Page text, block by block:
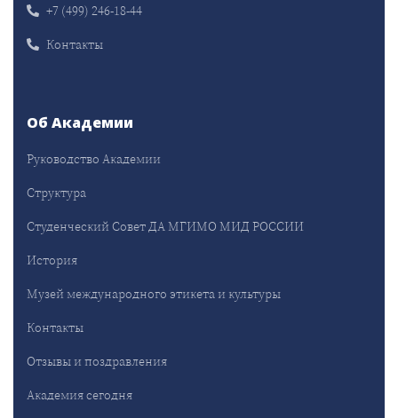
+7 (499) 246-18-44
Контакты
Об Академии
Руководство Академии
Структура
Студенческий Совет ДА МГИМО МИД РОССИИ
История
Музей международного этикета и культуры
Контакты
Отзывы и поздравления
Академия сегодня